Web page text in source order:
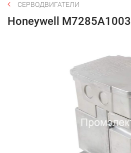
СЕРВОДВИГАТЕЛИ
Honeywell M7285A1003